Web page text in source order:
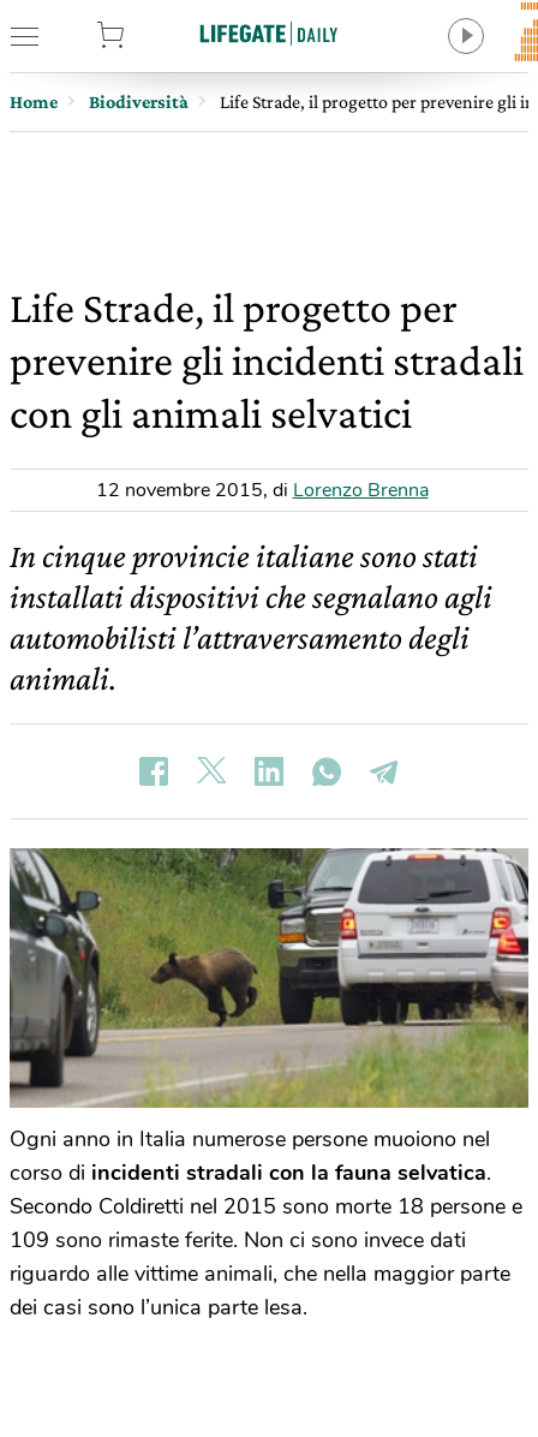
Home Biodiversità Life Strade, il progetto per prevenire gli
Life Strade, il progetto per
prevenire gli incidenti stradali
con gli animali selvatici
12 novembre 2015, di Lorenzo Brenna
In cinque provincie italiane sono stati
installati dispositivi che segnalano agli
automobilisti l’attraversamento degli
animali.
Ogni anno in Italia numerose persone muoiono nel
corso di incidenti stradali con la fauna selvatica.
Secondo Coldiretti nel 2015 sono morte 18 persone e
109 sono rimaste ferite. Non ci sono invece dati
riguardo alle vittime animali, che nella maggior parte
dei casi sono l’unica parte lesa.